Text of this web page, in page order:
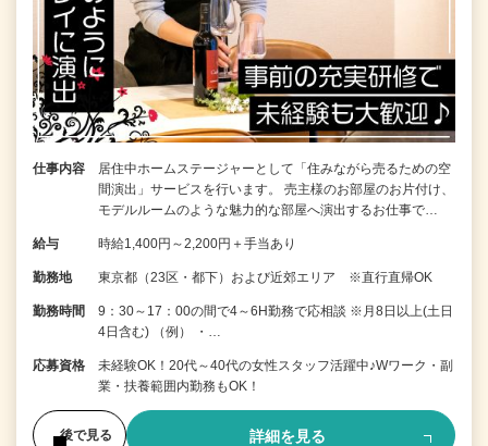
仕事内容
居住中ホームステージャーとして「住みながら売るための空
間演出」サービスを行います。 売主様のお部屋のお片付け、
モデルルームのような魅力的な部屋へ演出するお仕事で…
給与 時給1,400円～2,200円＋手当あり
勤務地 東京都（23区・都下）および近郊エリア ※直行直帰OK
勤務時間
9：30～17：00の間で4～6H勤務で応相談 ※月8日以上(土日
4日含む) （例） ・…
応募資格
未経験OK！20代～40代の女性スタッフ活躍中♪Wワーク・副
業・扶養範囲内勤務もOK！
後で見る 詳細を見る